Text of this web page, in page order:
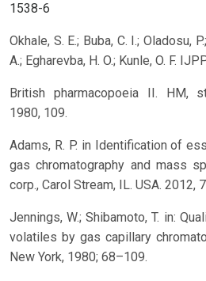
1538-6
Okhale, S. E.; Buba, C. I.; Oladosu,
A.; Egharevba, H. O.; Kunle, O. F.
British pharmacopoeia II. HM,
1980, 109.
Adams, R. P. in Identification of
gas chromatography and mass
corp., Carol Stream, IL. USA. 2012,
Jennings, W.; Shibamoto, T. in:
volatiles by gas capillary
New York, 1980; 68–109.